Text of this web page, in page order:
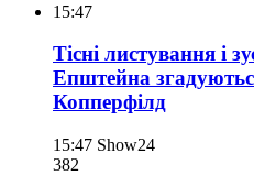
15:47
Тісні листування і
Епштейна
Копперфілд
15:47 Show24
382